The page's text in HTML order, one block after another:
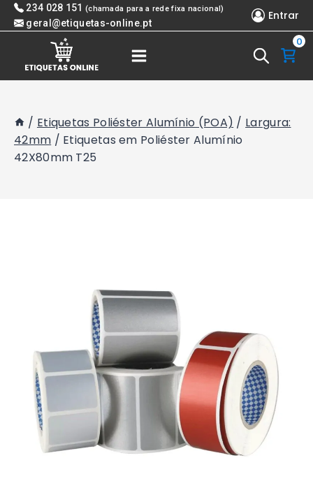
Skip 234 028 151 (chamada para a rede fixa nacional)
geral@etiquetas-online.pt
Entrar
0
/ Etiquetas Poliéster Alumínio (POA) / Largura:
42mm / Etiquetas em Poliéster Alumínio
42X80mm T25